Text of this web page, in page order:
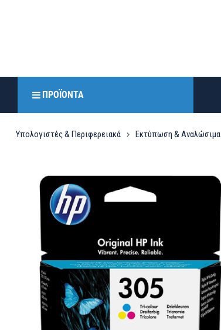
ΠΡΟΪΌΝΤΑ
Υπολογιστές & Περιφερειακά Εκτύπωση & Αναλώσιμα